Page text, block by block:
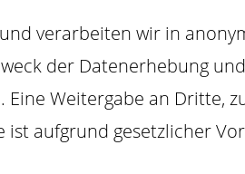
verarbeiten wir in
der Datenerhebung
Eine Weitergabe an Dritte,
ist aufgrund gesetzlicher